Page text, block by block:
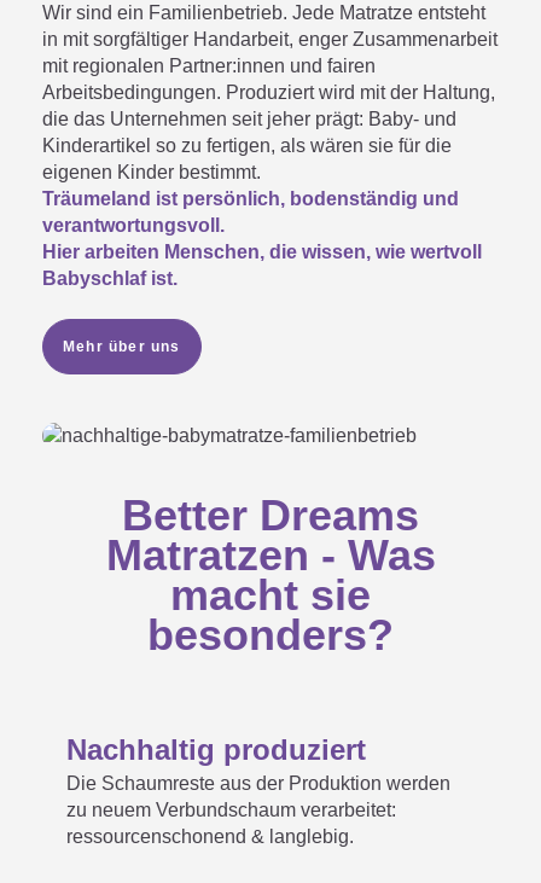
Wir sind ein Familienbetrieb. Jede Matratze entsteht
in mit sorgfältiger Handarbeit, enger Zusammenarbeit
mit regionalen Partner:innen und fairen
Arbeitsbedingungen. Produziert wird mit der Haltung,
die das Unternehmen seit jeher prägt: Baby- und
Kinderartikel so zu fertigen, als wären sie für die
eigenen Kinder bestimmt.
Träumeland ist persönlich, bodenständig und
verantwortungsvoll.
Hier arbeiten Menschen, die wissen, wie wertvoll
Babyschlaf ist.
Mehr über uns
Better Dreams
Matratzen - Was
macht sie
besonders?
Nachhaltig produziert
Die Schaumreste aus der Produktion werden
zu neuem Verbundschaum verarbeitet:
ressourcenschonend & langlebig.